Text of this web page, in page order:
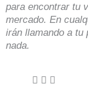
para encontrar tu
mercado. En
irán llamando a tu
nada.